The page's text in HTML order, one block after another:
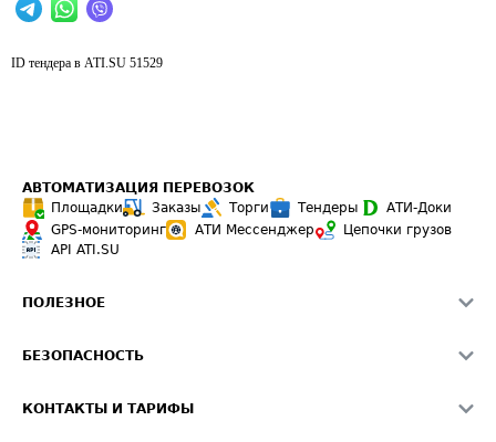
ID тендера в ATI.SU 51529
АВТОМАТИЗАЦИЯ ПЕРЕВОЗОК
Площадки
Заказы Торги Тендеры
АТИ-Доки
GPS-мониторинг
АТИ Мессенджер
Цепочки грузов
API ATI.SU
ПОЛЕЗНОЕ
Звезды ATI.SU на вашем сайте
БЕЗОПАСНОСТЬ
КОНТАКТЫ И ТАРИФЫ